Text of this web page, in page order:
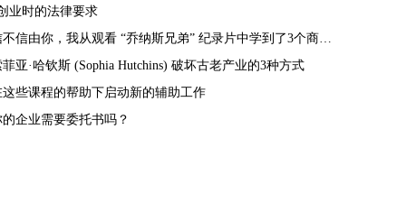
业时的法律要求
信不信由你，我从观看 “乔纳斯兄弟” 纪录片中学到了3个商业经验教训
菲亚·哈钦斯 (Sophia Hutchins) 破坏古老产业的3种方式
这些课程的帮助下启动新的辅助工作
的企业需要委托书吗？